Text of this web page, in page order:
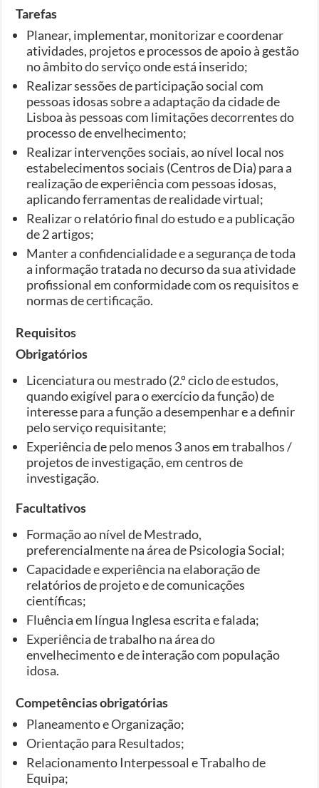
Tarefas
Planear, implementar, monitorizar e coordenar
atividades, projetos e processos de apoio à gestão
no âmbito do serviço onde está inserido;
Realizar sessões de participação social com
pessoas idosas sobre a adaptação da cidade de
Lisboa às pessoas com limitações decorrentes do
processo de envelhecimento;
Realizar intervenções sociais, ao nível local nos
estabelecimentos sociais (Centros de Dia) para a
realização de experiência com pessoas idosas,
aplicando ferramentas de realidade virtual;
Realizar o relatório final do estudo e a publicação
de 2 artigos;
Manter a confidencialidade e a segurança de toda
a informação tratada no decurso da sua atividade
profissional em conformidade com os requisitos e
normas de certificação.
Requisitos
Obrigatórios
Licenciatura ou mestrado (2.º ciclo de estudos,
quando exigível para o exercício da função) de
interesse para a função a desempenhar e a definir
pelo serviço requisitante;
Experiência de pelo menos 3 anos em trabalhos /
projetos de investigação, em centros de
investigação.
Facultativos
Formação ao nível de Mestrado,
preferencialmente na área de Psicologia Social;
Capacidade e experiência na elaboração de
relatórios de projeto e de comunicações
científicas;
Fluência em língua Inglesa escrita e falada;
Experiência de trabalho na área do
envelhecimento e de interação com população
idosa.
Competências obrigatórias
Planeamento e Organização;
Orientação para Resultados;
Relacionamento Interpessoal e Trabalho de
Equipa;